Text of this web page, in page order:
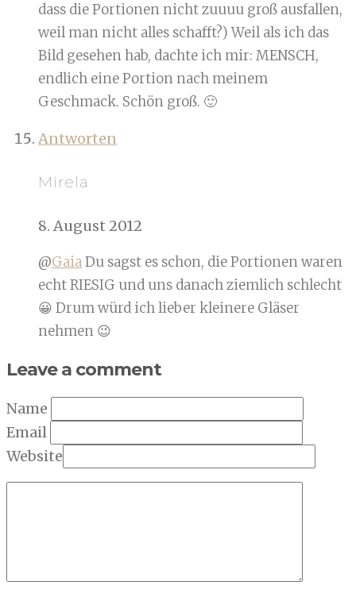
dass die Portionen nicht zuuuu groß ausfallen,
weil man nicht alles schafft?) Weil als ich das
Bild gesehen hab, dachte ich mir: MENSCH,
endlich eine Portion nach meinem
Geschmack. Schön groß. 🙂
Antworten
Mirela
8. August 2012
@GaiaDu sagst es schon, die Portionen waren
echt RIESIG und uns danach ziemlich schlecht
😀 Drum würd ich lieber kleinere Gläser
nehmen 😉
Leave a comment
Name
Email
Website